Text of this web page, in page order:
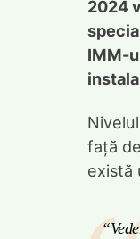
2024
IMM-
față
există